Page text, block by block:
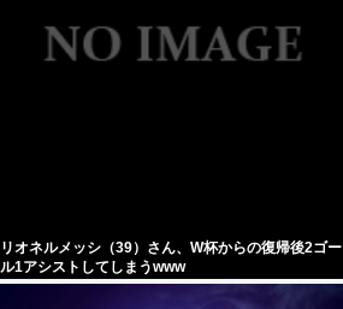
リオネルメッシ（39）さん、W杯からの復帰後2ゴー
ル1アシストしてしまうwww